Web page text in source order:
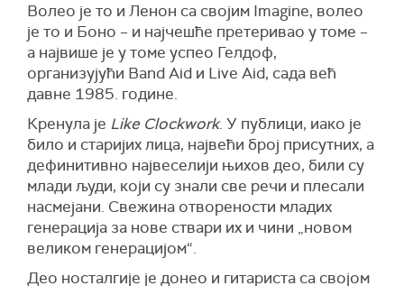
Волео је то и Ленон са својим Imagine, волео
је то и Боно – и најчешће претеривао у томе –
а највише је у томе успео Гелдоф,
организујући Band Aid и Live Aid, сада већ
давне 1985. године.
Кренула је Like Clockwork. У публици, иако је
било и старијих лица, највећи број присутних, а
дефинитивно највеселији њихов део, били су
млади људи, који су знали све речи и плесали
насмејани. Свежина отворености младих
генерација за нове ствари их и чини „новом
великом генерацијом“.
Део носталгије је донео и гитариста са својом